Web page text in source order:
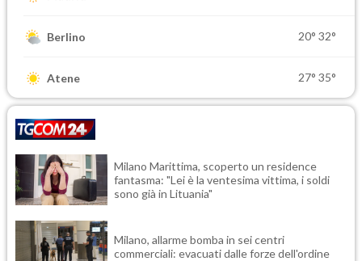
Berlino 20° 32°
Atene 27° 35°
Milano Marittima, scoperto un residence
fantasma: "Lei è la ventesima vittima, i soldi
sono già in Lituania"
Milano, allarme bomba in sei centri
commerciali: evacuati dalle forze dell'ordine